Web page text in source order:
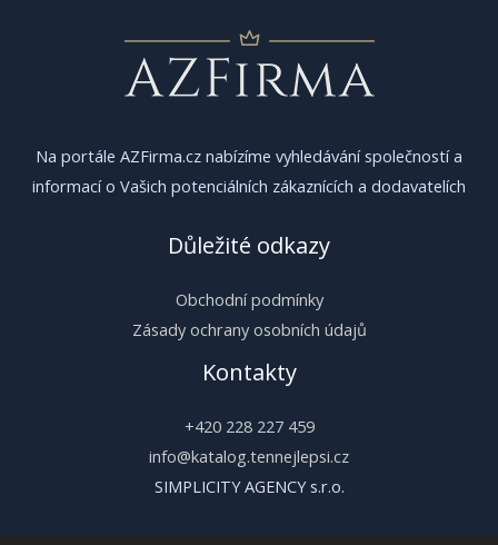
Na portále AZFirma.cz nabízíme vyhledávání společností a
informací o Vašich potenciálních zákaznících a dodavatelích
Důležité odkazy
Obchodní podmínky
Zásady ochrany osobních údajů
Kontakty
+420 228 227 459
info@katalog.tennejlepsi.cz
SIMPLICITY AGENCY s.r.o.